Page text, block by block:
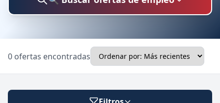
Ubicación
0 ofertas encontradas